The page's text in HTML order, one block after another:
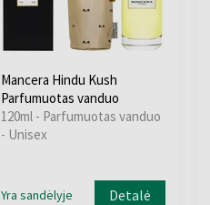
Mancera Hindu Kush
Parfumuotas vanduo
120ml - Parfumuotas vanduo
- Unisex
Yra sandėlyje Detalė